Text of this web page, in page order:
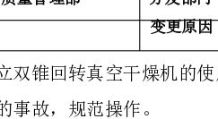
发布日期
质量管理部